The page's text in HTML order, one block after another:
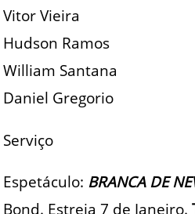
Vitor Vieira
Hudson Ramos
William Santana
Daniel Gregorio
Serviço
Espetáculo: BRANCA DE
Bond. Estreia 7 de Janeiro.